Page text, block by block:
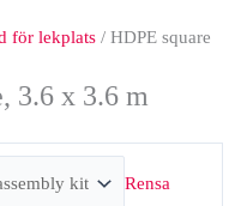
för lekplats / HDPE square
3.6 x 3.6 m
Rensa